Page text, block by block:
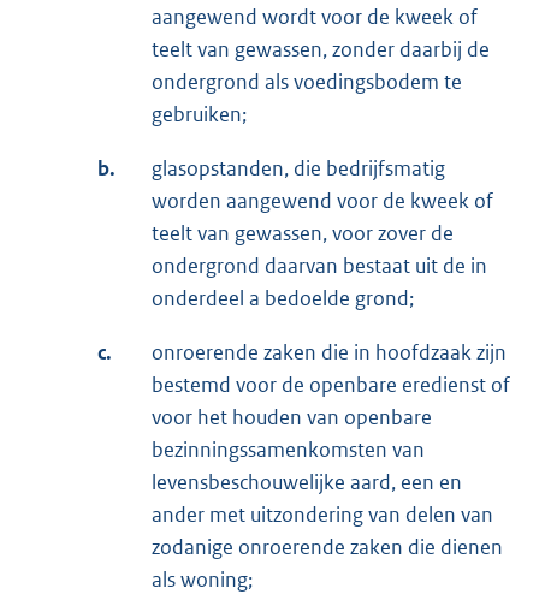
aangewend wordt voor de kweek of
teelt van gewassen, zonder daarbij de
ondergrond als voedingsbodem te
gebruiken;
b.
glasopstanden, die bedrijfsmatig
worden aangewend voor de kweek of
teelt van gewassen, voor zover de
ondergrond daarvan bestaat uit de in
onderdeel a bedoelde grond;
c.
onroerende zaken die in hoofdzaak zijn
bestemd voor de openbare eredienst of
voor het houden van openbare
bezinningssamenkomsten van
levensbeschouwelijke aard, een en
ander met uitzondering van delen van
zodanige onroerende zaken die dienen
als woning;